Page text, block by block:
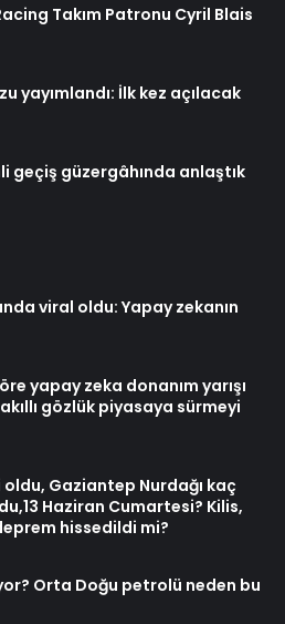
Takım Patronu Cyril Blais
yayımlandı: İlk kez açılacak
geçiş güzergâhında anlaştık
viral oldu: Yapay zekanın
yapay zeka donanım yarışı
gözlük piyasaya sürmeyi
Gaziantep Nurdağı kaç
Haziran Cumartesi? Kilis,
hissedildi mi?
Orta Doğu petrolü neden bu